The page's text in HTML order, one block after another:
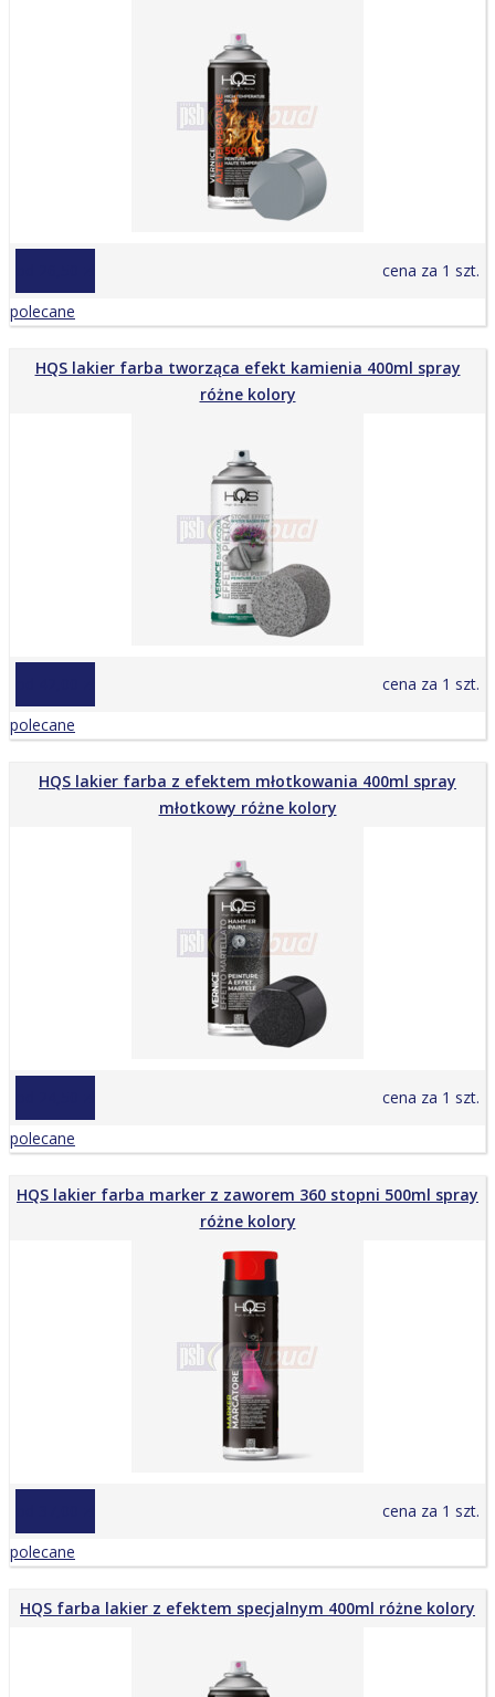
cena za 1 szt.
polecane
HQS lakier farba tworząca efekt kamienia 400ml spray
różne kolory
cena za 1 szt.
polecane
HQS lakier farba z efektem młotkowania 400ml spray
młotkowy różne kolory
cena za 1 szt.
polecane
HQS lakier farba marker z zaworem 360 stopni 500ml spray
różne kolory
cena za 1 szt.
polecane
HQS farba lakier z efektem specjalnym 400ml różne kolory